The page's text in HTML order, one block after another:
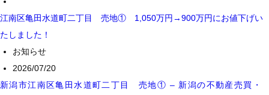
江南区亀田水道町二丁目 売地① 1,050万円→900万円にお値下げい
たしました！
お知らせ
2026/07/20
新潟市江南区亀田水道町二丁目 売地① – 新潟の不動産売買・